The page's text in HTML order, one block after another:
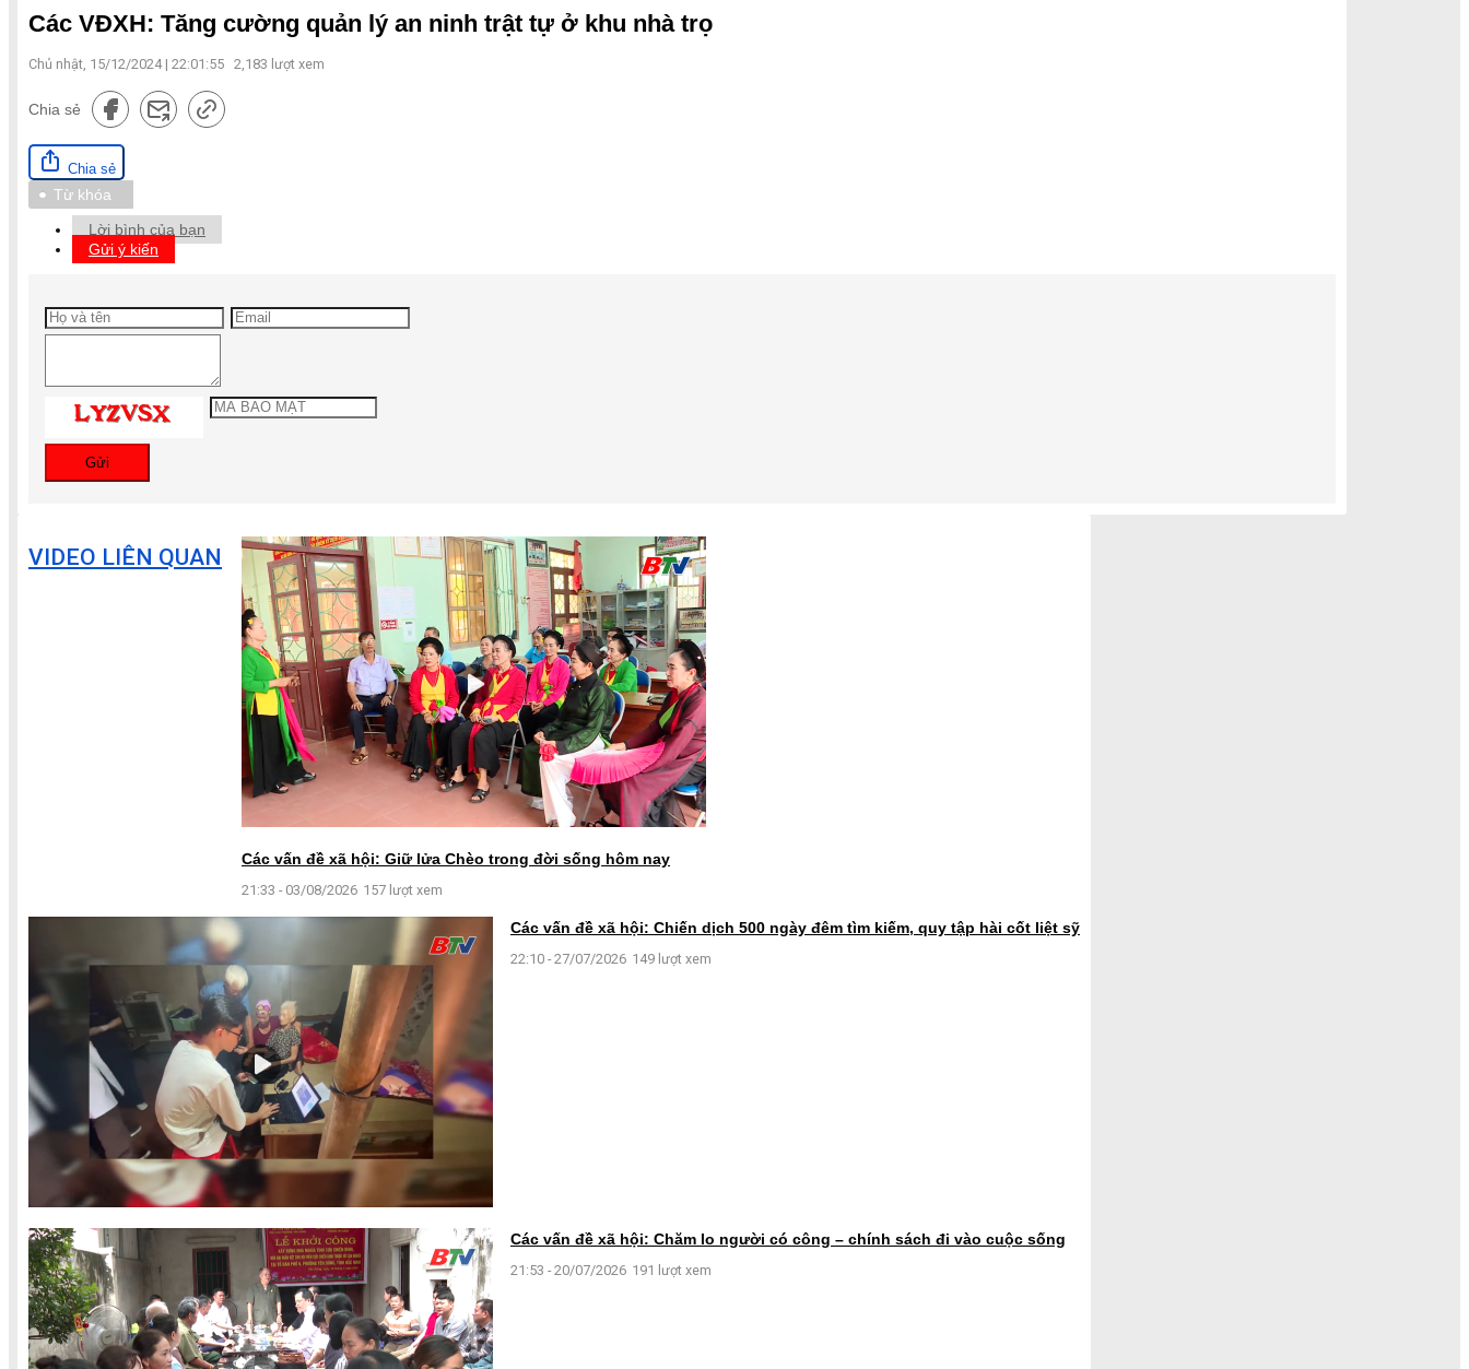
Các VĐXH: Tăng cường quản lý an ninh trật tự ở khu nhà trọ
Chủ nhật, 15/12/2024 | 22:01:55 2,183 lượt xem
Chia sẻ
Chia sẻ
Từ khóa
Lời bình của bạn
Gửi ý kiến
Gửi
VIDEO LIÊN QUAN
Các vấn đề xã hội: Giữ lửa Chèo trong đời sống hôm nay
21:33 - 03/08/2026 157 lượt xem
Các vấn đề xã hội: Chiến dịch 500 ngày đêm tìm kiếm, quy tập hài cốt liệt sỹ
22:10 - 27/07/2026 149 lượt xem
Các vấn đề xã hội: Chăm lo người có công – chính sách đi vào cuộc sống
21:53 - 20/07/2026 191 lượt xem